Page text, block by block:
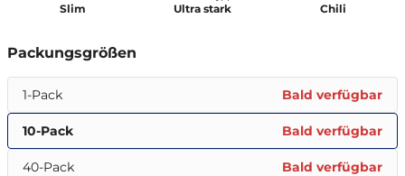
Slim Ultra stark Chili
Packungsgrößen
1-Pack Bald verfügbar
10-Pack Bald verfügbar
40-Pack Bald verfügbar